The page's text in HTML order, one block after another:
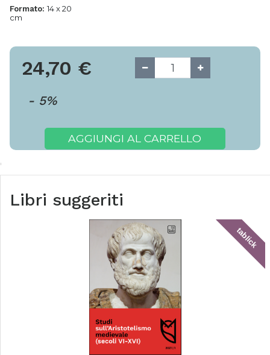
Formato: 14 x 20
cm
24,70 €
- 5%
AGGIUNGI AL CARRELLO
Libri suggeriti
tablick